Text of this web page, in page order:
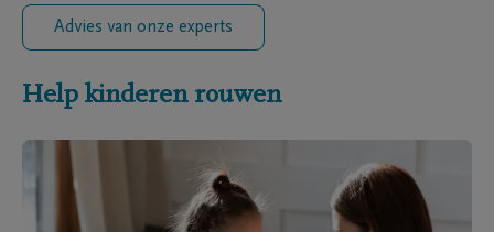
Advies van onze experts
Help kinderen rouwen